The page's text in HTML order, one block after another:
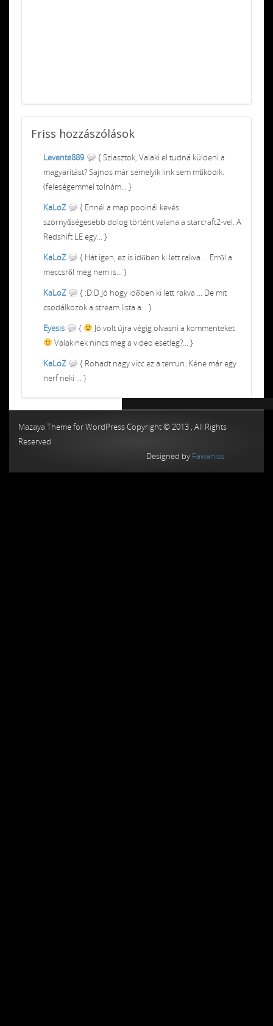
Friss hozzászólások
Levente889
{ Sziasztok, Valaki el tudná küldeni a
magyarítást? Sajnos már semelyik link sem működik.
(feleségemmel tolnám... }
KaLoZ
{ Ennél a map poolnál kevés
szörnyűségesebb dolog történt valaha a starcraft2-vel. A
Redshift LE egy... }
KaLoZ
{ Hát igen, ez is időben ki lett rakva ... Erről a
meccsről meg nem is... }
KaLoZ
{ :D:D Jó hogy időben ki lett rakva ... De mit
csodálkozok a stream lista a... }
Eyesis
{
Jó volt újra végig olvasni a kommenteket
Valakinek nincs meg a video esetleg?... }
KaLoZ
{ Rohadt nagy vicc ez a terrun. Kéne már egy
nerf neki ... }
Mazaya Theme for WordPress Copyright © 2013 , All Rights
Reserved
Designed by Fawaniss